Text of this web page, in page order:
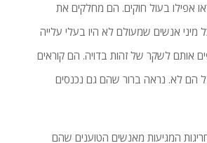
אפילו בעול חוקים. הם מחלקים את
מיני אנשים שמעולם לא היו בעלי עלייה
אותם לשקר של זהות בדויה. הם קוראים
הם לא. נראה ברור שהם גם נכנסים
חריגות המגיעות מאנשים הטוענים שהם